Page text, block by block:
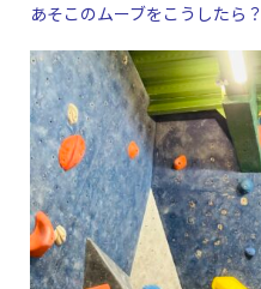
あそこのムーブをこうしたら？